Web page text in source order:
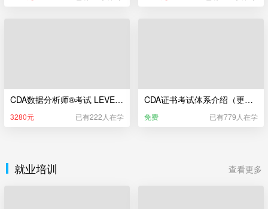
CDA数据分析师®考试 LEVEL III 辅导课（新版）
3280元 已有222人在学
CDA证书考试体系介绍（更新于2025年5月22日）
免费 已有779人在学
就业培训 查看更多